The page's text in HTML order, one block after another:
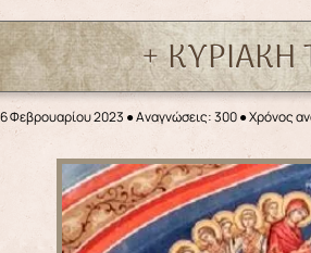
+ ΚΥΡΙΑΚΗ
Φεβρουαρίου 2023 ●Αναγνώσεις: 300● Χρόνος